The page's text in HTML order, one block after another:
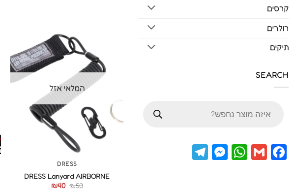
קרסים
רולרים
תיקים
SEARCH
מוצרים
Facebook
Gmail
WhatsApp
Messenger
המלאי אזל
DRESS
DRESS Lanyard AIRBORNE
₪50
₪40